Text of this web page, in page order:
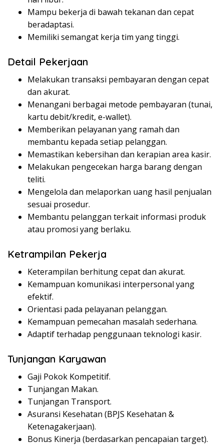
Mampu bekerja di bawah tekanan dan cepat
beradaptasi.
Memiliki semangat kerja tim yang tinggi.
Detail Pekerjaan
Melakukan transaksi pembayaran dengan cepat
dan akurat.
Menangani berbagai metode pembayaran (tunai,
kartu debit/kredit, e-wallet).
Memberikan pelayanan yang ramah dan
membantu kepada setiap pelanggan.
Memastikan kebersihan dan kerapian area kasir.
Melakukan pengecekan harga barang dengan
teliti.
Mengelola dan melaporkan uang hasil penjualan
sesuai prosedur.
Membantu pelanggan terkait informasi produk
atau promosi yang berlaku.
Ketrampilan Pekerja
Keterampilan berhitung cepat dan akurat.
Kemampuan komunikasi interpersonal yang
efektif.
Orientasi pada pelayanan pelanggan.
Kemampuan pemecahan masalah sederhana.
Adaptif terhadap penggunaan teknologi kasir.
Tunjangan Karyawan
Gaji Pokok Kompetitif.
Tunjangan Makan.
Tunjangan Transport.
Asuransi Kesehatan (BPJS Kesehatan &
Ketenagakerjaan).
Bonus Kinerja (berdasarkan pencapaian target).